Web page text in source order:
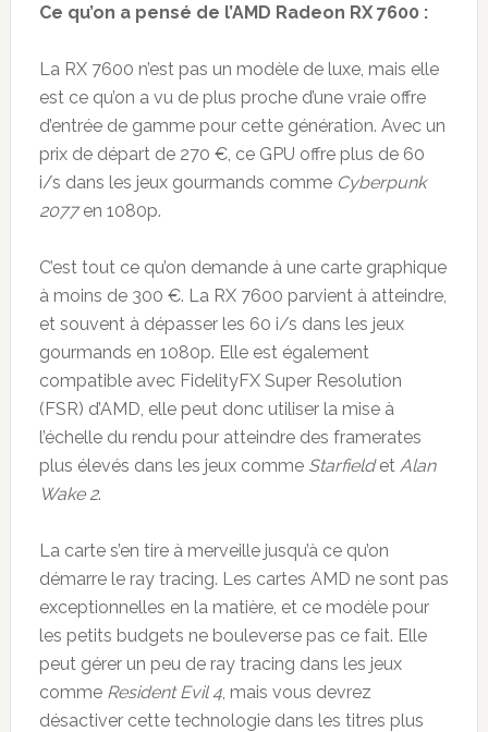
Ce qu’on a pensé de l’AMD Radeon RX 7600 :
La RX 7600 n’est pas un modèle de luxe, mais elle
est ce qu’on a vu de plus proche d’une vraie offre
d’entrée de gamme pour cette génération. Avec un
prix de départ de 270 €, ce GPU offre plus de 60
i/s dans les jeux gourmands comme Cyberpunk
2077en 1080p.
C’est tout ce qu’on demande à une carte graphique
à moins de 300 €. La RX 7600 parvient à atteindre,
et souvent à dépasser les 60 i/s dans les jeux
gourmands en 1080p. Elle est également
compatible avec FidelityFX Super Resolution
(FSR) d’AMD, elle peut donc utiliser la mise à
l’échelle du rendu pour atteindre des framerates
plus élevés dans les jeux comme Starfieldet Alan
Wake 2.
La carte s’en tire à merveille jusqu’à ce qu’on
démarre le ray tracing. Les cartes AMD ne sont pas
exceptionnelles en la matière, et ce modèle pour
les petits budgets ne bouleverse pas ce fait. Elle
peut gérer un peu de ray tracing dans les jeux
comme Resident Evil 4, mais vous devrez
désactiver cette technologie dans les titres plus